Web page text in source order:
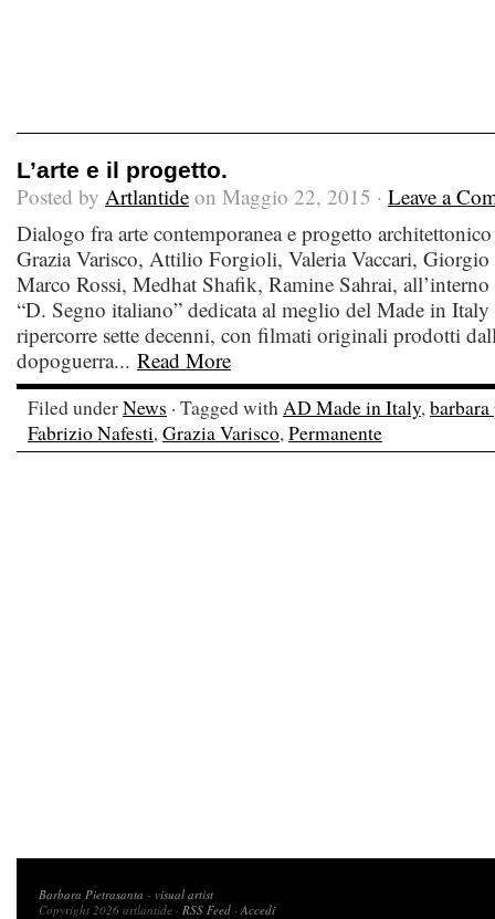
L’arte e il progetto.
Posted by Artlantide on Maggio 22, 2015 · Leave a
Dialogo fra arte contemporanea e progetto
Grazia Varisco, Attilio Forgioli, Valeria Vaccari,
Marco Rossi, Medhat Shafik, Ramine Sahrai,
“D. Segno italiano” dedicata al meglio del Made in Italy
ripercorre sette decenni, con filmati originali prodotti
dopoguerra... Read More
Filed underNews · Tagged withAD Made in Italy,
Fabrizio Nafesti,Grazia Varisco,Permanente
Barbara Pietrasanta - visual artist
Copyright 2026 artlantide · RSS Feed ·Accedi